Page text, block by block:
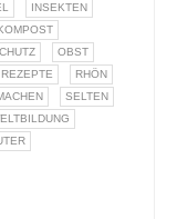
INSEKTEN
OBST
REZEPTE
RHÖN
SELTEN